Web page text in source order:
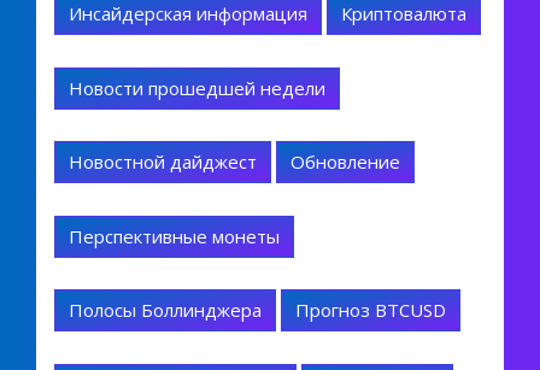
Инсайдерская информация Криптовалюта
Новости прошедшей недели
Новостной дайджест Обновление
Перспективные монеты
Полосы Боллинджера Прогноз BTCUSD